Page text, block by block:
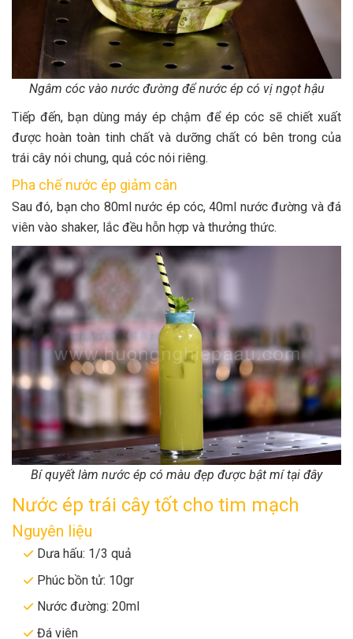
Ngâm cóc vào nước đường để nước ép có vị ngọt hậu
Tiếp đến, bạn dùng máy ép chậm để ép cóc sẽ chiết xuất
được hoàn toàn tinh chất và dưỡng chất có bên trong của
trái cây nói chung, quả cóc nói riêng.
Pha chế nước ép giảm cân
Sau đó, bạn cho 80ml nước ép cóc, 40ml nước đường và đá
viên vào shaker, lắc đều hỗn hợp và thưởng thức.
Bí quyết làm nước ép có màu đẹp được bật mí tại đây
Nước ép trái cây tốt cho tim mạch
Nguyên liệu
Dưa hấu: 1/3 quả
Phúc bồn tử: 10gr
Nước đường: 20ml
Đá viên